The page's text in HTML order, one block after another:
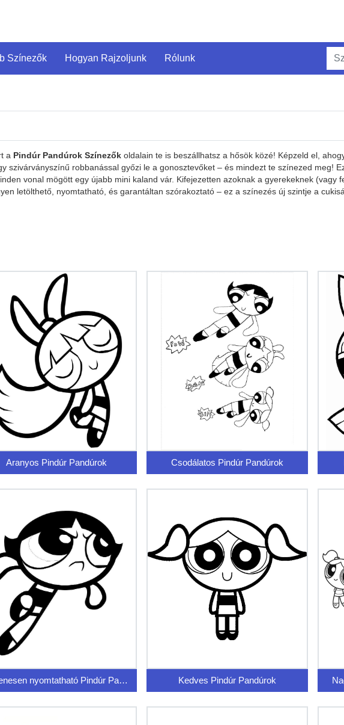
Színezők Hogyan Rajzoljunk Rólunk
a Pindúr Pandúrok Színezők oldalain te is beszállhatsz a hősök közé! Képzeld el,
szivárványszínű robbanással győzi le a gonosztevőket – és mindezt te színezed meg!
vonal mögött egy újabb mini kaland vár. Kifejezetten azoknak a gyerekeknek (vagy
letölthető, nyomtatható, és garantáltan szórakoztató – ez a színezés új szintje a
Aranyos Pindúr Pandúrok Csodálatos Pindúr Pandúrok
Ingyenesen nyomtatható Pindúr Pandúrok Kedves Pindúr Pandúrok